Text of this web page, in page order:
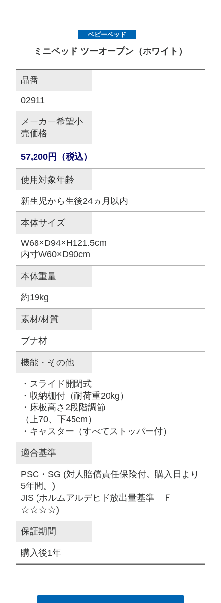
× 閉じる
ベビーベッド
ミニベッド ツーオープン（ホワイト）
品番
02911
メーカー希望小
売価格
57,200円（税込）
使用対象年齢
新生児から生後24ヵ月以内
本体サイズ
W68×D94×H121.5cm
内寸W60×D90cm
本体重量
約19kg
素材/材質
ブナ材
機能・その他
・スライド開閉式
・収納棚付（耐荷重20kg）
・床板高さ2段階調節
（上70、下45cm）
・キャスター（すべてストッパー付）
適合基準
PSC・SG (対人賠償責任保険付。購入日より
5年間。)
JIS (ホルムアルデヒド放出量基準 Ｆ
☆☆☆☆)
保証期間
購入後1年